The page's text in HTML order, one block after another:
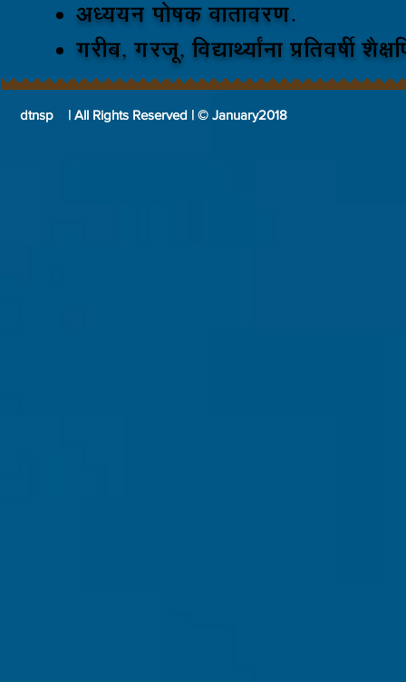
अध्ययन पोषक वातावरण.
गरीब, गरजू, विद्यार्थ्यांना प्रतिवर्षी
dtnsp | All Rights Reserved | © January2018